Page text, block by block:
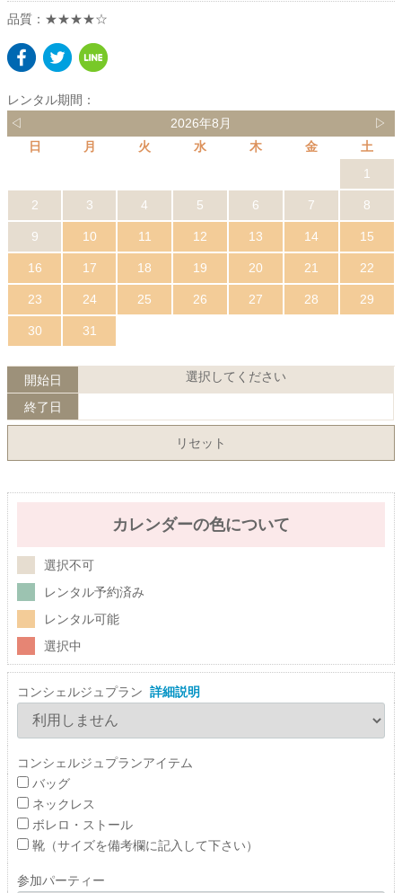
品質：★★★★☆
レンタル期間：
◁
2026年8月
▷
日
月 火 水 木 金
土
1
2 3 4 5 6 7 8
9 10 11 12 13 14 15
16 17 18 19 20 21 22
23 24 25 26 27 28 29
30 31
開始日 選択してください
終了日
リセット
カレンダーの色について
選択不可
レンタル予約済み
レンタル可能
選択中
コンシェルジュプラン 詳細説明
コンシェルジュプランアイテム
バッグ
ネックレス
ボレロ・ストール
靴（サイズを備考欄に記入して下さい）
参加パーティー